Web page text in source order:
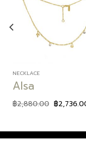
NECKLACE
Alsa
฿2,880.00 ฿